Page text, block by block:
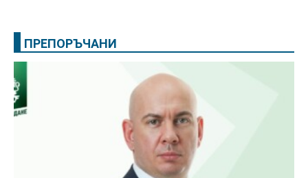
ПРЕПОРЪЧАНИ